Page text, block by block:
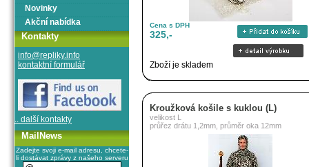
Cena s DPH
325,-
Zboží je skladem
Kroužková košile s kuklou (L)
velikost L
průřez drátu 1,2mm, průměr oka 12mm
Novinky
Akční nabídka
Kontakty
info@repliky.info
kontaktní formulář
.. další kontakty
MailNews
Zadejte svoji e-mail adresu, chcete-
li dostávat zprávy z našeho serveru